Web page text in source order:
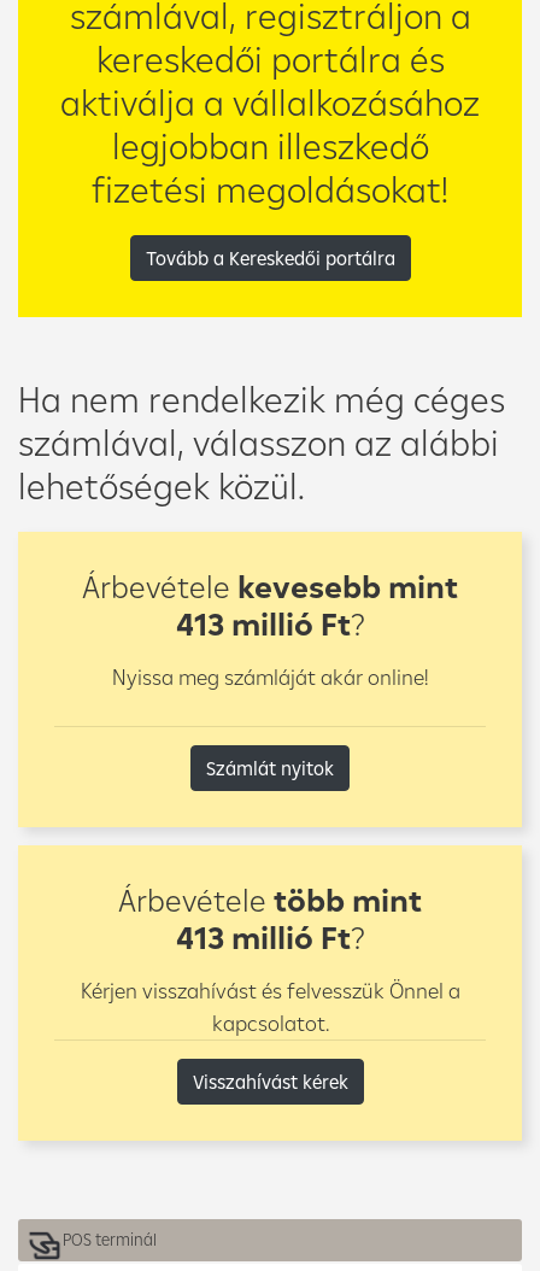
számlával, regisztráljon a
kereskedői portálra és
aktiválja a vállalkozásához
legjobban illeszkedő
fizetési megoldásokat!
Tovább a Kereskedői portálra
Ha nem rendelkezik még céges
számlával, válasszon az alábbi
lehetőségek közül.
Árbevétele kevesebb mint
413 millió Ft?
Nyissa meg számláját akár online!
Számlát nyitok
Árbevétele több mint
413 millió Ft?
Kérjen visszahívást és felvesszük Önnel a
kapcsolatot.
Visszahívást kérek
POS terminál